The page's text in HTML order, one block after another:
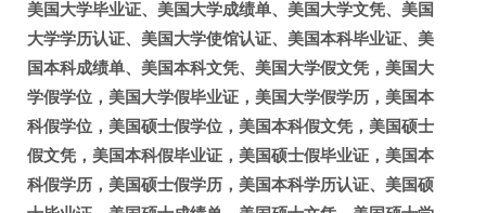
美国大学毕业证、美国大学成绩单、美国大学文凭、美国
大学学历认证、美国大学使馆认证、美国本科毕业证、美
国本科成绩单、美国本科文凭、美国大学假文凭，美国大
学假学位，美国大学假毕业证，美国大学假学历，美国本
科假学位，美国硕士假学位，美国本科假文凭，美国硕士
假文凭，美国本科假毕业证，美国硕士假毕业证，美国本
科假学历，美国硕士假学历，美国本科学历认证、美国硕